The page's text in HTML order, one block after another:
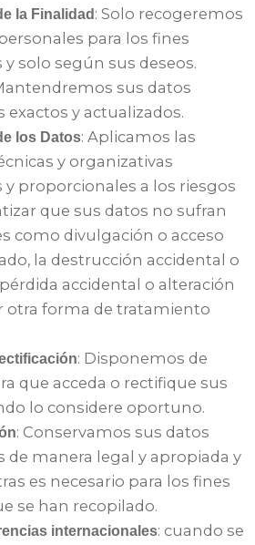
la Finalidad: Solo recogeremos
para los fines
y solo según sus deseos.
sus datos
exactos y actualizados.
los Datos: Aplicamos las
y organizativas
y proporcionales a los riesgos
que sus datos no sufran
como divulgación o acceso
la destrucción accidental o
accidental o alteración
otra forma de tratamiento
: Disponemos de
que acceda o rectifique sus
lo considere oportuno.
: Conservamos sus datos
de manera legal y apropiada y
es necesario para los fines
se han recopilado.
internacionales: cuando se